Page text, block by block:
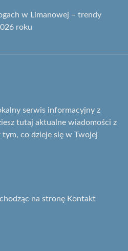
w Limanowej – trendy
roku
serwis informacyjny z
tutaj aktualne wiadomości z
tym, co dzieje się w Twojej
na stronę Kontakt